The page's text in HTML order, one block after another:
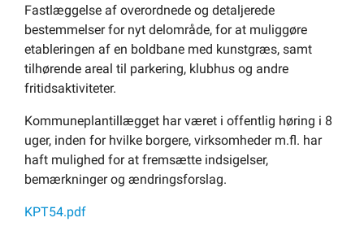
Fastlæggelse af overordnede og detaljerede
bestemmelser for nyt delområde, for at muliggøre
etableringen af en boldbane med kunstgræs, samt
tilhørende areal til parkering, klubhus og andre
fritidsaktiviteter.
Kommuneplantillægget har været i offentlig høring i 8
uger, inden for hvilke borgere, virksomheder m.fl. har
haft mulighed for at fremsætte indsigelser,
bemærkninger og ændringsforslag.
KPT54.pdf